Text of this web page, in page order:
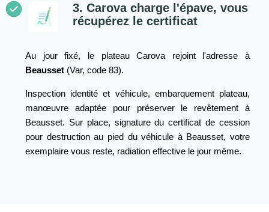
3. Carova charge l'épave, vous
récupérez le certificat
Au jour fixé, le plateau Carova rejoint l'adresse à
Beausset (Var, code 83).
Inspection identité et véhicule, embarquement plateau,
manœuvre adaptée pour préserver le revêtement à
Beausset. Sur place, signature du certificat de cession
pour destruction au pied du véhicule à Beausset, votre
exemplaire vous reste, radiation effective le jour même.